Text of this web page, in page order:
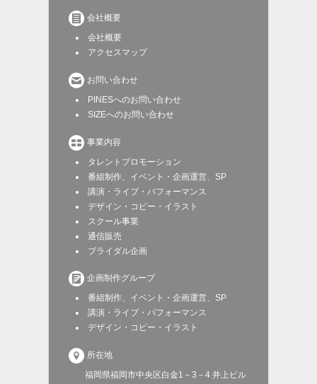
 会社概要
会社概要
アクセスマップ
 お問い合わせ
PINESへのお問い合わせ
SIZEへのお問い合わせ
 事業内容
タレントプロモーション
番組制作、イベント・企画運営、SP
講演・ライブ・パフォーマンス
デザイン・コピー・イラスト
スクール事業
通信販売
ブライダル企画
 企画制作グループ
番組制作、イベント・企画運営、SP
講演・ライブ・パフォーマンス
デザイン・コピー・イラスト
 所在地
福岡県福岡市中央区白金1－3－4 井上ビル